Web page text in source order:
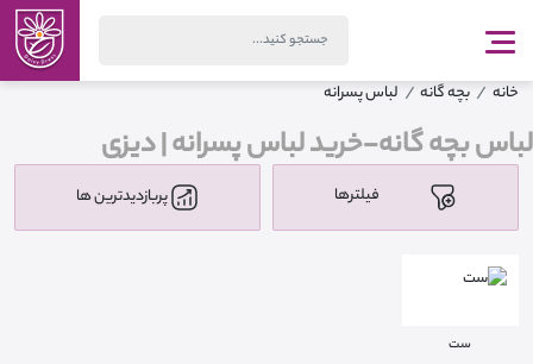
خانه بچه گانه لباس پسرانه
لباس بچه گانه-خرید لباس پسرانه | دیزی
فیلترها پربازدیدترین ها
ست